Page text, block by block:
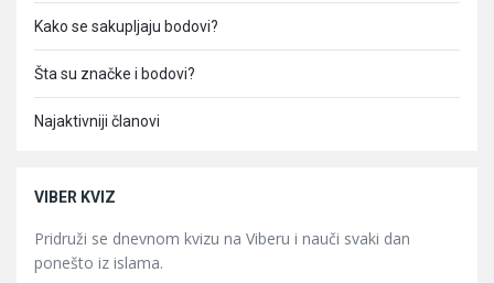
Kako se sakupljaju bodovi?
Šta su značke i bodovi?
Najaktivniji članovi
VIBER KVIZ
Pridruži se dnevnom kvizu na Viberu i nauči svaki dan
ponešto iz islama.